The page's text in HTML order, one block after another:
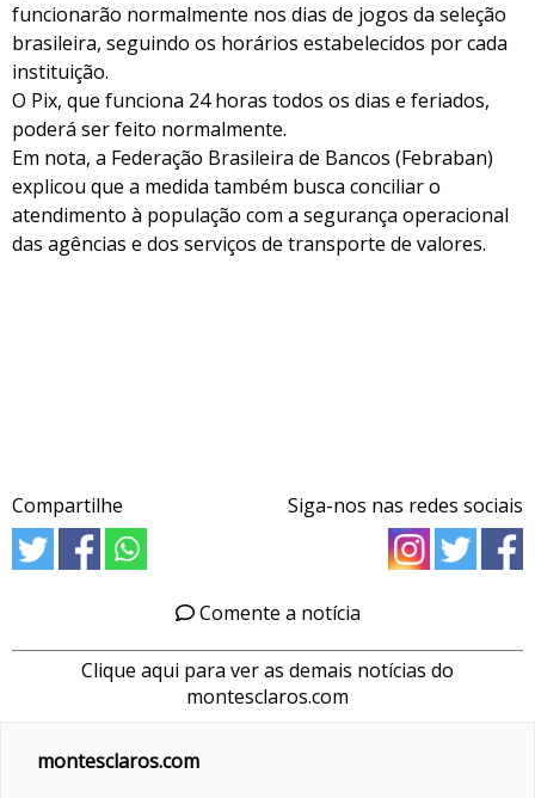
funcionarão normalmente nos dias de jogos da seleção
brasileira, seguindo os horários estabelecidos por cada
instituição.
O Pix, que funciona 24 horas todos os dias e feriados,
poderá ser feito normalmente.
Em nota, a Federação Brasileira de Bancos (Febraban)
explicou que a medida também busca conciliar o
atendimento à população com a segurança operacional
das agências e dos serviços de transporte de valores.
Compartilhe Siga-nos nas redes sociais
Comente a notícia
Clique aqui para ver as demais notícias do
montesclaros.com
montesclaros.com